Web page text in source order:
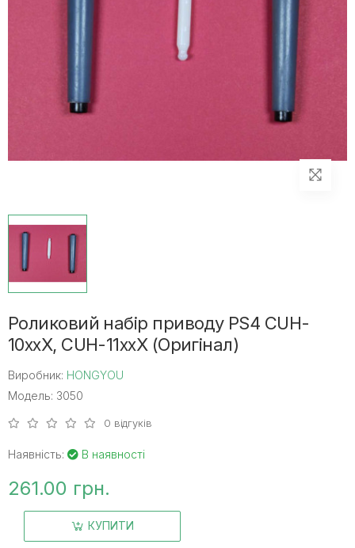
Роликовий набір приводу PS4 CUH-
10xxX, CUH-11xxX (Оригінал)
Виробник: HONGYOU
Модель: 3050
0 відгуків
Наявність: В наявності
261.00 грн.
КУПИТИ